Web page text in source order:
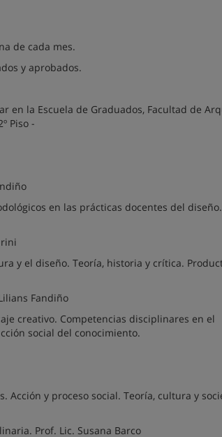
de cada mes.
y aprobados.
en la Escuela de Graduados, Facultad de
Piso -
en las prácticas docentes del
y el diseño. Teoría, historia y crítica.
Fandiño
creativo. Competencias disciplinares en el
social del conocimiento.
Acción y proceso social. Teoría, cultura y
Prof. Lic. Susana Barco